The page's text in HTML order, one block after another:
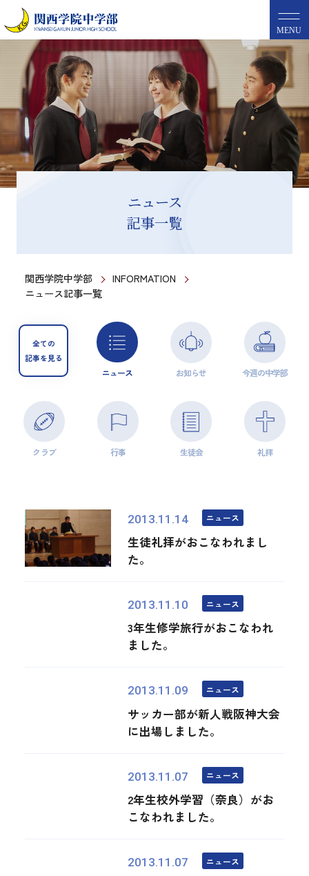
MENU
ニュース
記事一覧
関西学院中学部
INFORMATION
ニュース記事一覧
全ての
記事を見る
ニュース お知らせ 今週の中学部
クラブ 行事 生徒会 礼拝
2013.11.14 ニュース
生徒礼拝がおこなわれまし
た。
2013.11.10 ニュース
3年生修学旅行がおこなわれ
ました。
2013.11.09 ニュース
サッカー部が新人戦阪神大会
に出場しました。
2013.11.07 ニュース
2年生校外学習（奈良）がお
こなわれました。
2013.11.07 ニュース